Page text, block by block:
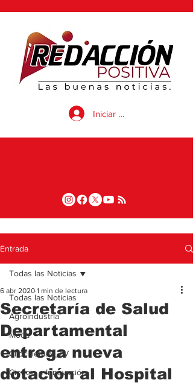
Iniciar sesión
Entrada
Todas las Noticias
Agroindustria
Moda
Clipcinemax_TV
Ciencia e Innovación
Todas las Noticias
Secretaría de Salud
Departamental
entrega nueva
dotación al Hospital
6 abr 2020 1 min de lectura